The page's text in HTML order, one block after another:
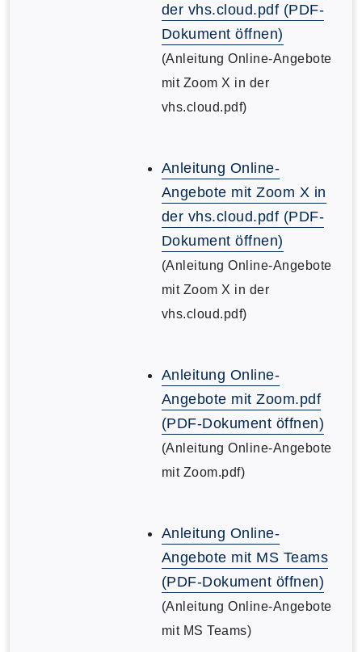
der vhs.cloud.pdf (PDF-
Dokument öffnen)
(Anleitung Online-Angebote
mit Zoom X in der
vhs.cloud.pdf)
Anleitung Online-
Angebote mit Zoom X in
der vhs.cloud.pdf (PDF-
Dokument öffnen)
(Anleitung Online-Angebote
mit Zoom X in der
vhs.cloud.pdf)
Anleitung Online-
Angebote mit Zoom.pdf
(PDF-Dokument öffnen)
(Anleitung Online-Angebote
mit Zoom.pdf)
Anleitung Online-
Angebote mit MS Teams
(PDF-Dokument öffnen)
(Anleitung Online-Angebote
mit MS Teams)